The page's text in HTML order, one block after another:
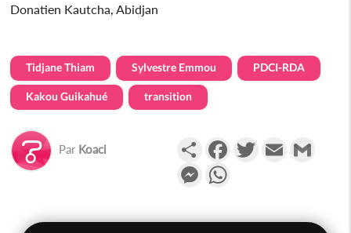
Donatien Kautcha, Abidjan
Tidjane Thiam Sylvestre Emmou PDCI-RDA
Kakou Guikahué transition
Par Koaci PartagerFacebookTwitterEmail
Messenger